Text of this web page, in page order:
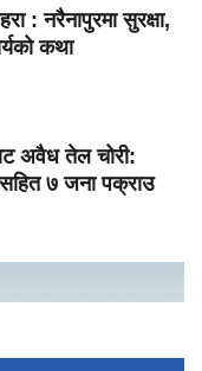
: नरैनापुरमा सुरक्षा,
कथा
अवैध तेल चोरी:
७ जना पक्राउ